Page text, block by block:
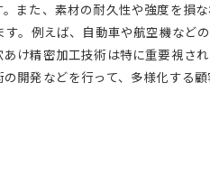
また、素材の耐久性や強度を
。例えば、自動車や航空機な
け精密加工技術は特に重要視
発などを行って、多様化する